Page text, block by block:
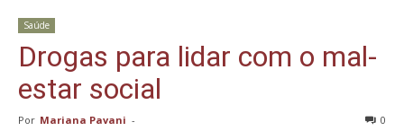
Saúde
Drogas para lidar com o mal-
estar social
Por Mariana Pavani - 0